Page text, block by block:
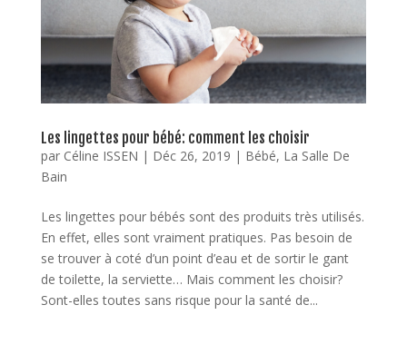
Les lingettes pour bébé: comment les choisir
par Céline ISSEN | Déc 26, 2019 | Bébé, La Salle De
Bain
Les lingettes pour bébés sont des produits très utilisés.
En effet, elles sont vraiment pratiques. Pas besoin de
se trouver à coté d’un point d’eau et de sortir le gant
de toilette, la serviette… Mais comment les choisir?
Sont-elles toutes sans risque pour la santé de...